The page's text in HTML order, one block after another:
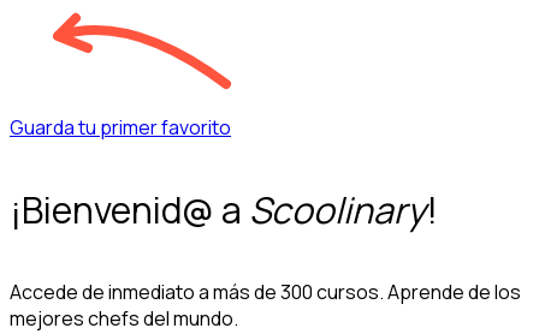
Guarda tu primer favorito
¡Bienvenid@ a Scoolinary!
Accede de inmediato a más de 300 cursos. Aprende de los
mejores chefs del mundo.